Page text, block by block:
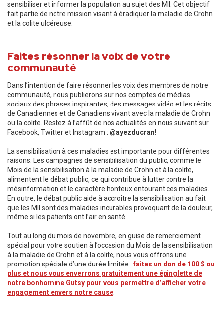
sensibiliser et informer la population au sujet des MII. Cet objectif
fait partie de notre mission visant à éradiquer la maladie de Crohn
et la colite ulcéreuse.
Faites résonner la voix de votre
communauté
Dans l’intention de faire résonner les voix des membres de notre
communauté, nous publierons sur nos comptes de médias
sociaux des phrases inspirantes, des messages vidéo et les récits
de Canadiennes et de Canadiens vivant avec la maladie de Crohn
ou la colite. Restez à l’affût de nos actualités en nous suivant sur
Facebook, Twitter et Instagram : @ayezducran!
La sensibilisation à ces maladies est importante pour différentes
raisons. Les campagnes de sensibilisation du public, comme le
Mois de la sensibilisation à la maladie de Crohn et à la colite,
alimentent le débat public, ce qui contribue à lutter contre la
mésinformation et le caractère honteux entourant ces maladies.
En outre, le débat public aide à accroître la sensibilisation au fait
que les MII sont des maladies incurables provoquant de la douleur,
même si les patients ont l’air en santé.
Tout au long du mois de novembre, en guise de remerciement
spécial pour votre soutien à l’occasion du Mois de la sensibilisation
à la maladie de Crohn et à la colite, nous vous offrons une
promotion spéciale d’une durée limitée :faites un don de 100 $ ou
plus et nous vous enverrons gratuitement une épinglette de
notre bonhomme Gutsy pour vous permettre d’afficher votre
engagement envers notre cause